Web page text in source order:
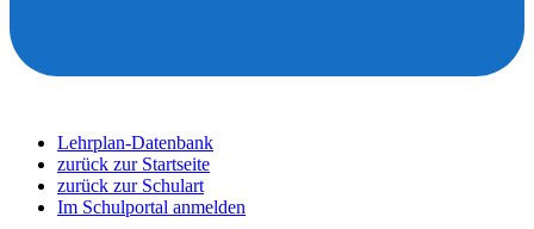
Lehrplan-Datenbank
zurück zur Startseite
zurück zur Schulart
Im Schulportal anmelden